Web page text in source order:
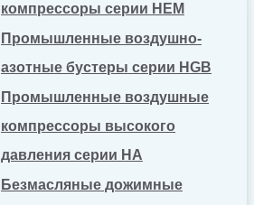
компрессоры серии HEM
Промышленные воздушно-
азотные бустеры серии HGB
Промышленные воздушные
компрессоры высокого
давления серии HA
Безмасляные дожимные